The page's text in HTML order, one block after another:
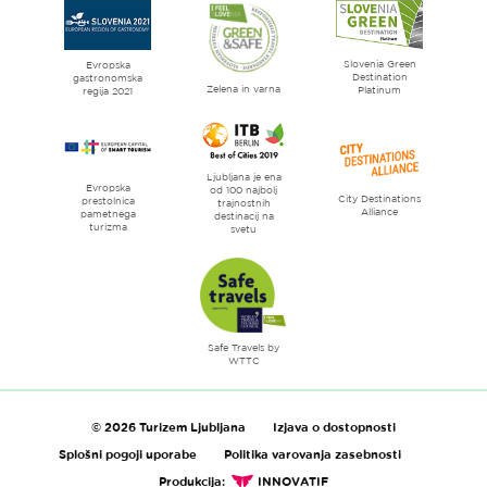
Ljubljana
mesto
literature
Evropska
gastronomska
regija 2021
Zelena in varna
Slovenia Green
Destination
Platinum
Evropska
prestolnica
pametnega
turizma
Ljubljana je ena
od 100 najbolj
trajnostnih
destinacij na
svetu
City Destinations
Alliance
Safe Travels by
WTTC
© 2026 Turizem Ljubljana
Izjava o dostopnosti
Splošni pogoji uporabe
Politika varovanja zasebnosti
Produkcija:
INNOVATIF